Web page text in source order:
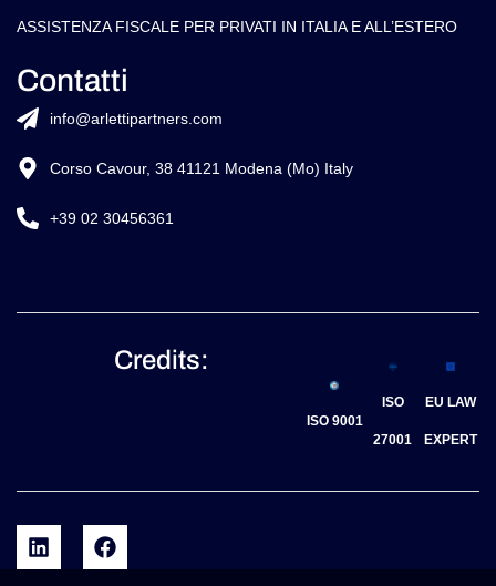
ASSISTENZA FISCALE PER PRIVATI IN ITALIA E ALL’ESTERO
Contatti
info@arlettipartners.com
Corso Cavour, 38 41121 Modena (Mo) Italy
+39 02 30456361
Credits:
ISO 9001
ISO
27001
EU LAW
EXPERT